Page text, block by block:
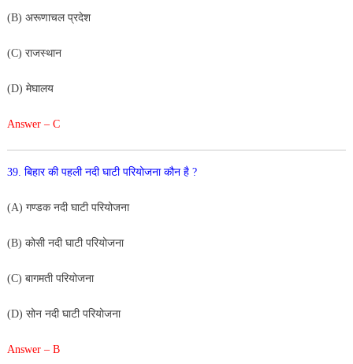
(B) अरूणाचल प्रदेश
(C) राजस्थान
(D) मेघालय
Answer – C
39. बिहार की पहली नदी घाटी परियोजना कौन है ?
(A) गण्डक नदी घाटी परियोजना
(B) कोसी नदी घाटी परियोजना
(C) बागमती परियोजना
(D) सोन नदी घाटी परियोजना
Answer – B